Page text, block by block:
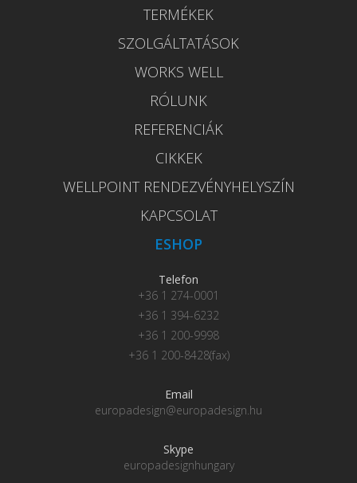
TERMÉKEK
SZOLGÁLTATÁSOK
WORKS WELL
RÓLUNK
REFERENCIÁK
CIKKEK
WELLPOINT RENDEZVÉNYHELYSZÍN
KAPCSOLAT
ESHOP
Telefon
+36 1 274-0001
+36 1 394-6232
+36 1 200-9998
+36 1 200-8428(fax)
Email
europadesign@europadesign.hu
Skype
europadesignhungary